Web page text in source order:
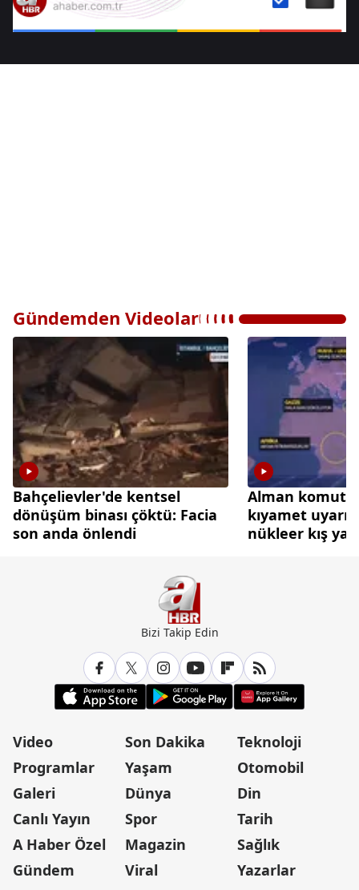
Gündemden Videolar
Bahçelievler'de kentsel
dönüşüm binası çöktü: Facia
son anda önlendi
Alman
kıyamet
nükleer kış
Bizi Takip Edin
Video
Programlar
Galeri
Canlı Yayın
A Haber Özel
Gündem
Son Dakika
Yaşam
Dünya
Spor
Magazin
Viral
Teknoloji
Otomobil
Din
Tarih
Sağlık
Yazarlar